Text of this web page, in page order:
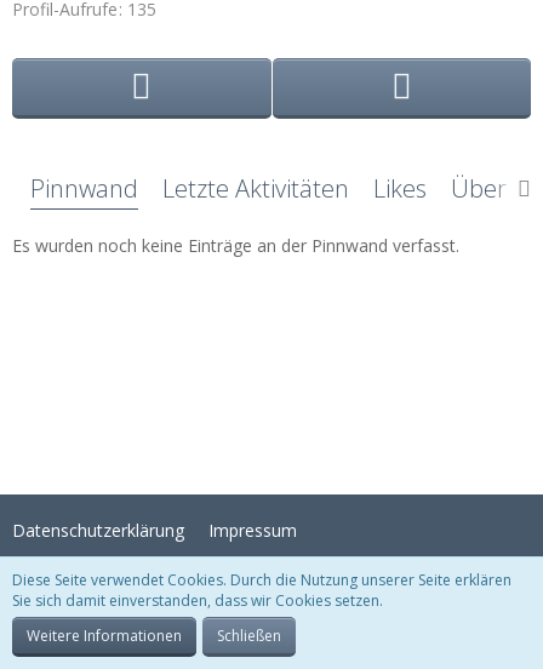
Profil-Aufrufe 135
Pinnwand Letzte Aktivitäten Likes Über
Es wurden noch keine Einträge an der Pinnwand verfasst.
Datenschutzerklärung Impressum
Stil:Crystal Temptation , erstellt vonKittMedia
Community-Software:
Diese Seite verwendet Cookies. Durch die Nutzung unserer Seite erklären
Sie sich damit einverstanden, dass wir Cookies setzen.
Weitere Informationen
Schließen